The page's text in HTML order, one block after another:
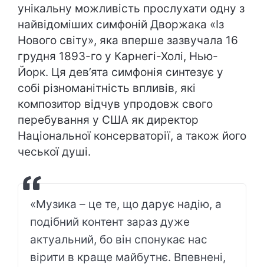
унікальну можливість прослухати одну з
найвідоміших симфоній Дворжака «Із
Нового світу», яка вперше зазвучала 16
грудня 1893-го у Карнегі-Холі, Нью-
Йорк. Ця дев’ята симфонія синтезує у
собі різноманітність впливів, які
композитор відчув упродовж свого
перебування у США як директор
Національної консерваторії, а також його
чеської душі.
«Музика – це те, що дарує надію, а
подібний контент зараз дуже
актуальний, бо він спонукає нас
вірити в краще майбутнє. Впевнені,